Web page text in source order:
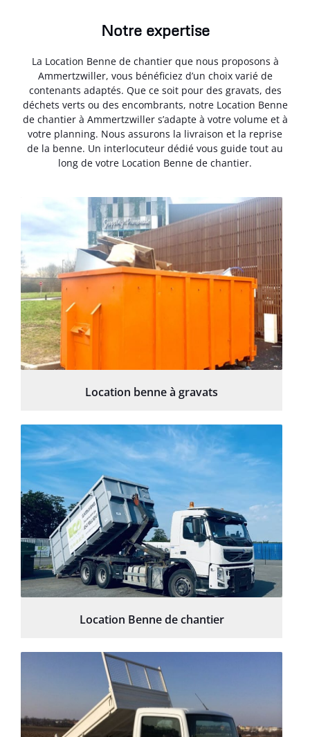
Notre expertise
La Location Benne de chantier que nous proposons à
Ammertzwiller, vous bénéficiez d’un choix varié de
contenants adaptés. Que ce soit pour des gravats, des
déchets verts ou des encombrants, notre Location Benne
de chantier à Ammertzwiller s’adapte à votre volume et à
votre planning. Nous assurons la livraison et la reprise
de la benne. Un interlocuteur dédié vous guide tout au
long de votre Location Benne de chantier.
Location benne à gravats
Location Benne de chantier